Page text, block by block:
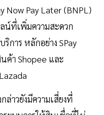
Now Pay Later (BNPL)
น์ที่เพิ่มความสะดวก
การ หลักอย่าง SPay
ค้า Shopee และ
ล่าวยังมีความเสี่ยงที่